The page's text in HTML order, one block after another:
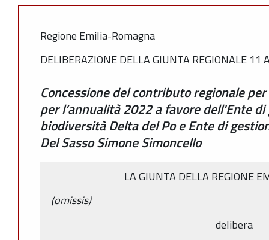
Regione Emilia-Romagna
DELIBERAZIONE DELLA GIUNTA REGIONALE 11
Concessione del contributo regionale
per l’annualità 2022 a favore dell'Ente
biodiversità Delta del Po e Ente di
Del Sasso Simone Simoncello
LA GIUNTA DELLA REGIONE
(omissis)
delibera